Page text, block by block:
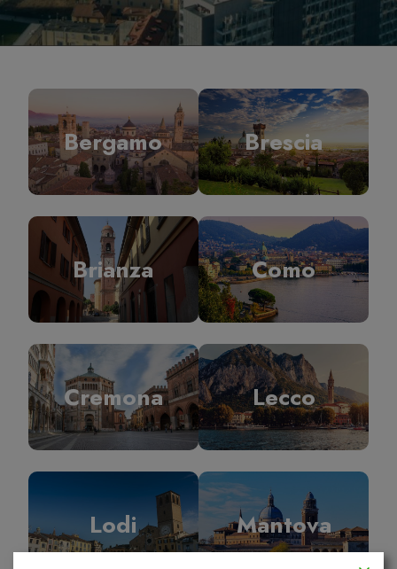
Bergamo Brescia
Brianza Como
Cremona Lecco
Lodi Mantova